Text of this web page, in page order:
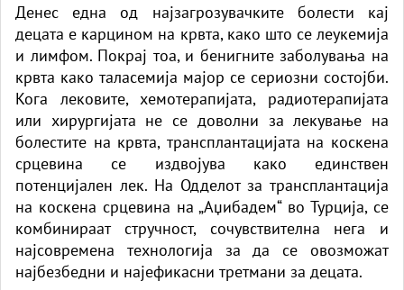
Денес една од најзагрозувачките болести кај
децата е карцином на крвта, како што се леукемија
и лимфом. Покрај тоа, и бенигните заболувања на
крвта како таласемија мајор се сериозни состојби.
Кога лековите, хемотерапијата, радиотерапијата
или хирургијата не се доволни за лекување на
болестите на крвта, трансплантацијата на коскена
срцевина се издвојува како единствен
потенцијален лек. На Одделот за трансплантација
на коскена срцевина на „Аџибадем“ во Турција, се
комбинираат стручност, сочувствителна нега и
најсовремена технологија за да се овозможат
најбезбедни и најефикасни третмани за децата.